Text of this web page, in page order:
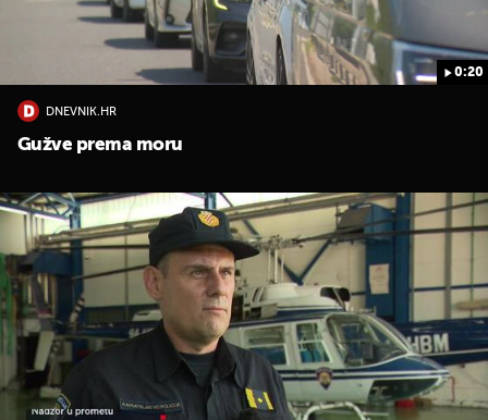
0:20
DNEVNIK.HR
Gužve prema moru